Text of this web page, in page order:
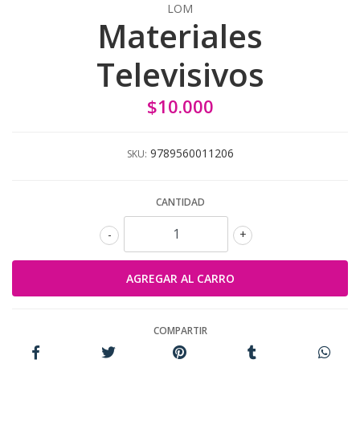
LOM
Materiales
Televisivos
$10.000
SKU: 9789560011206
CANTIDAD
+
-
COMPARTIR